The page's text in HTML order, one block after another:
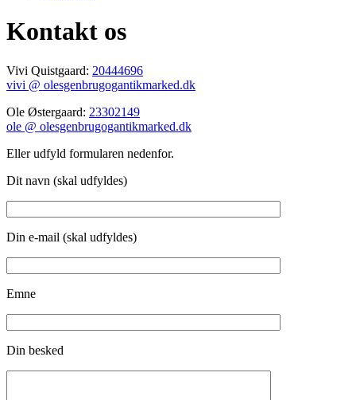
Kontakt os
Vivi Quistgaard: 20444696
vivi @ olesgenbrugogantikmarked.dk
Ole Østergaard: 23302149
ole @ olesgenbrugogantikmarked.dk
Eller udfyld formularen nedenfor.
Dit navn (skal udfyldes)
Din e-mail (skal udfyldes)
Emne
Din besked